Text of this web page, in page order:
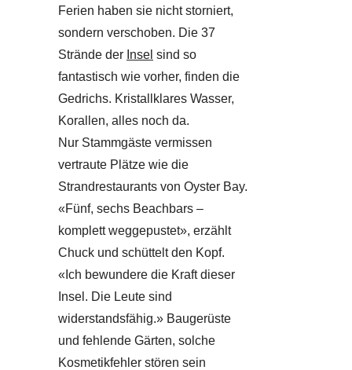
Ferien haben sie nicht storniert,
sondern verschoben. Die 37
Strände der Insel sind so
fantastisch wie vorher, finden die
Gedrichs. Kristallklares Wasser,
Korallen, alles noch da.
Nur Stammgäste vermissen
vertraute Plätze wie die
Strandrestaurants von Oyster Bay.
«Fünf, sechs Beachbars –
komplett weggepustet», erzählt
Chuck und schüttelt den Kopf.
«Ich bewundere die Kraft dieser
Insel. Die Leute sind
widerstandsfähig.» Baugerüste
und fehlende Gärten, solche
Kosmetikfehler stören sein